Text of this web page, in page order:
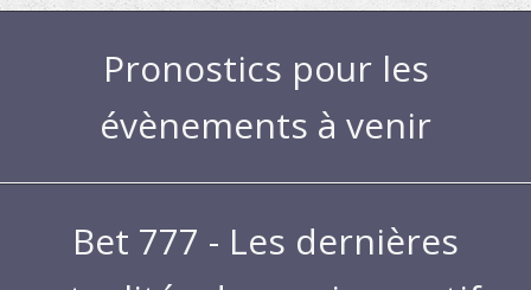
Pronostics pour les
évènements à venir
Bet 777 - Les dernières